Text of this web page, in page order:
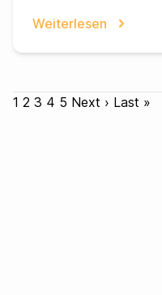
Weiterlesen
1 2 3 4 5 Next › Last »